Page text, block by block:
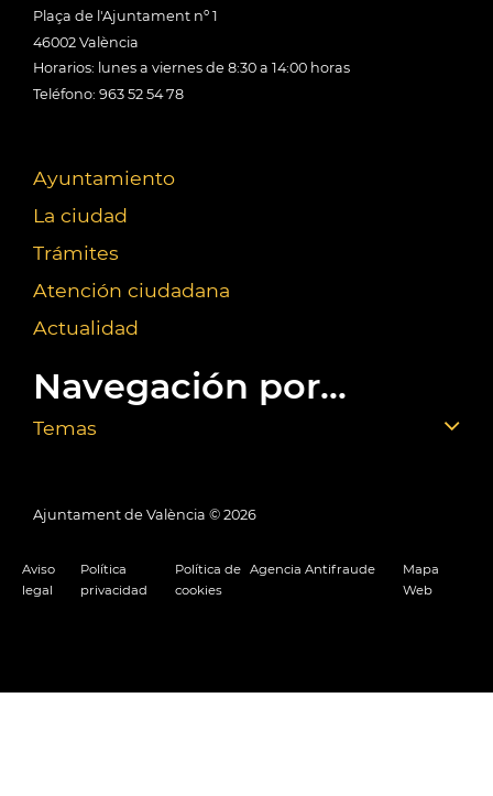
Plaça de l'Ajuntament nº 1
46002 València
Horarios: lunes a viernes de 8:30 a 14:00 horas
Teléfono: 963 52 54 78
Ayuntamiento
La ciudad
Trámites
Atención ciudadana
Actualidad
Navegación por...
Temas
Ajuntament de València © 2026
Aviso
legal
Política
privacidad
Política de
cookies
Agencia Antifraude
Mapa
Web